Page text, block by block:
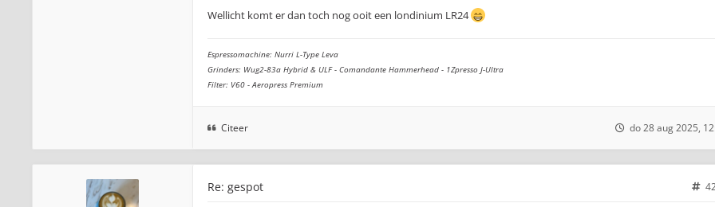
Wellicht komt er dan toch nog ooit een londinium LR24
Espressomachine: Nurri L-Type Leva
Grinders: Wug2-83a Hybrid & ULF - Comandante Hammerhead - 1Zpresso J-Ultra
Filter: V60 - Aeropress Premium
Citeer do 28 aug 2025,
Re: gespot